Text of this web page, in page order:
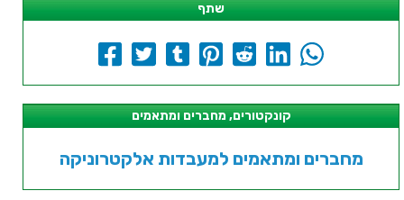
שתף
קונקטורים, מחברים ומתאמים
מחברים ומתאמים למעבדות אלקטרוניקה